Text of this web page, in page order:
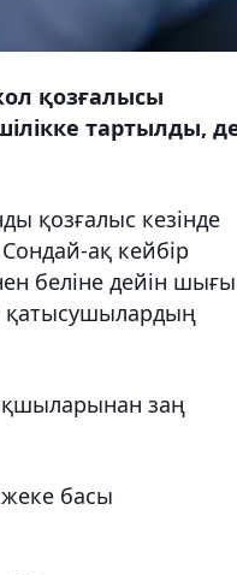
қозғалысы
тартылды,
қозғалыс кезінде
ақ кейбір
беліне дейін
қатысушылардың
заң
басы